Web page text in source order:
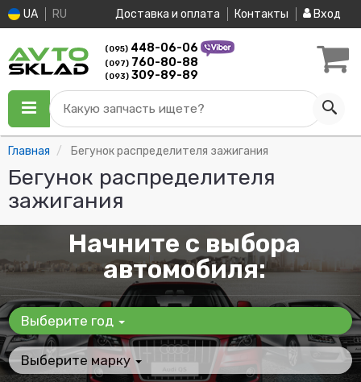
UA RU Доставка и оплата Контакты Вход
(095) 448-06-06
(097) 760-80-88
(093) 309-89-89
Какую запчасть ищете?
Главная Бегунок распределителя зажигания
Бегунок распределителя
зажигания
Начните с выбора
автомобиля:
Выберите год
Выберите марку